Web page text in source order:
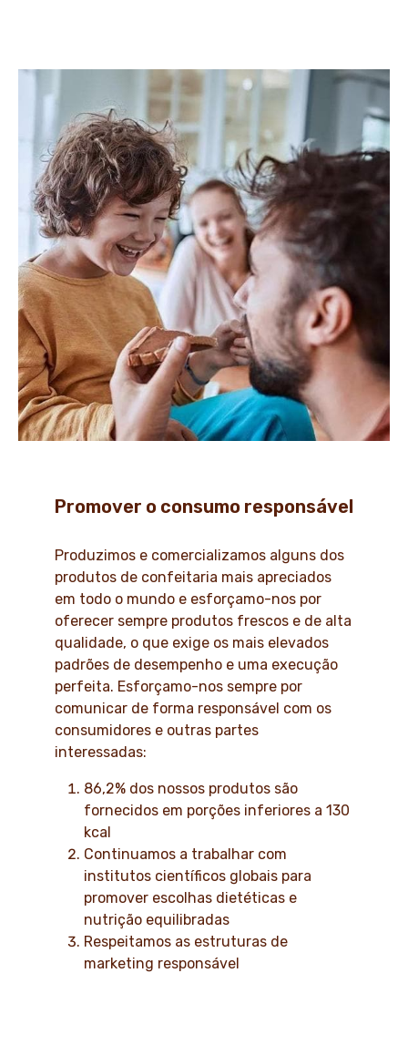
Promover o consumo responsável
Produzimos e comercializamos alguns dos
produtos de confeitaria mais apreciados
em todo o mundo e esforçamo-nos por
oferecer sempre produtos frescos e de alta
qualidade, o que exige os mais elevados
padrões de desempenho e uma execução
perfeita. Esforçamo-nos sempre por
comunicar de forma responsável com os
consumidores e outras partes
interessadas:
86,2% dos nossos produtos são
fornecidos em porções inferiores a 130
kcal
Continuamos a trabalhar com
institutos científicos globais para
promover escolhas dietéticas e
nutrição equilibradas
Respeitamos as estruturas de
marketing responsável